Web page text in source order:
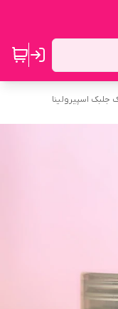
اسپیرولینا